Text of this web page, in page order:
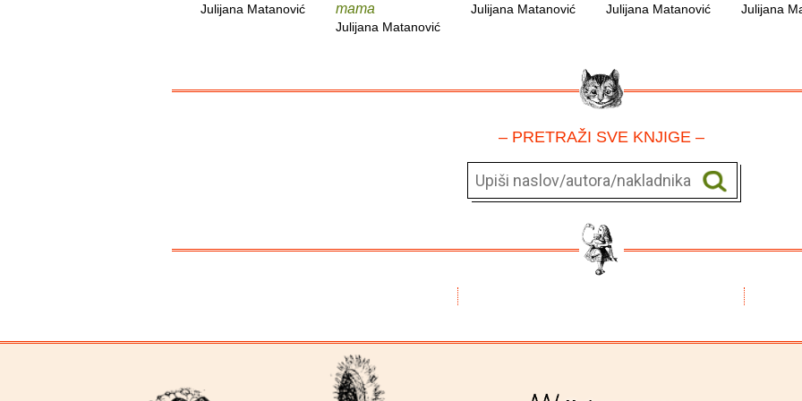
Julijana Matanović
mama
Julijana Matanović
Julijana Matanović Julijana Matanović Julijana
– PRETRAŽI SVE KNJIGE –